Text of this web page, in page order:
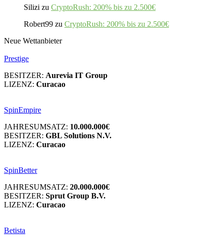
Silizi zu CryptoRush: 200% bis zu 2.500€
Robert99 zu CryptoRush: 200% bis zu 2.500€
Neue Wettanbieter
Prestige
BESITZER: Aurevia IT Group
LIZENZ: Curacao
SpinEmpire
JAHRESUMSATZ: 10.000.000€
BESITZER: GBL Solutions N.V.
LIZENZ: Curacao
SpinBetter
JAHRESUMSATZ: 20.000.000€
BESITZER: Sprut Group B.V.
LIZENZ: Curacao
Betista